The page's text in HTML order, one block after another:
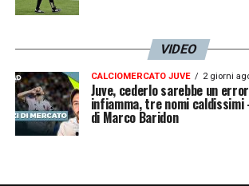
VIDEO
CALCIOMERCATO JUVE 2 giorni
Juve, cederlo sarebbe un
infiamma, tre nomi caldissimi
di Marco Baridon